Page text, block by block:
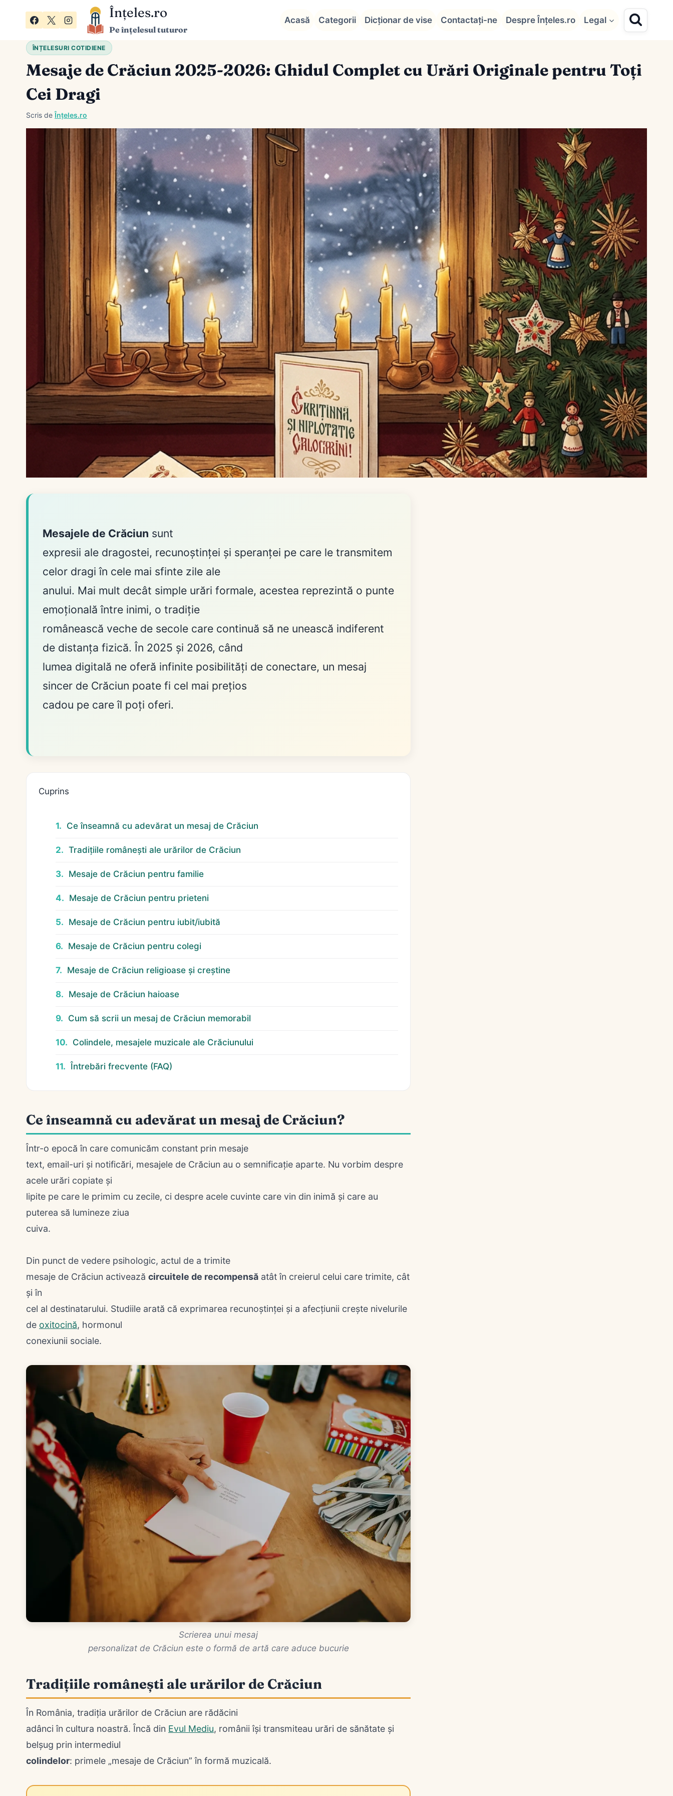
Înțeles.ro
Pe înțelesul tuturor
Acasă Categorii Dicționar de vise Contactați-ne Despre Înțeles.ro Legal
ÎNȚELESURI COTIDIENE
Mesaje de Crăciun 2025-2026: Ghidul Complet cu Urări Originale pentru Toți
Cei Dragi
Scris de Înțeles.ro
Mesajele de Crăciun sunt
expresii ale dragostei, recunoștinței și speranței pe care le transmitem
celor dragi în cele mai sfinte zile ale
anului. Mai mult decât simple urări formale, acestea reprezintă o punte
emoțională între inimi, o tradiție
românească veche de secole care continuă să ne unească indiferent
de distanța fizică. În 2025 și 2026, când
lumea digitală ne oferă infinite posibilități de conectare, un mesaj
sincer de Crăciun poate fi cel mai prețios
cadou pe care îl poți oferi.
Cuprins
Ce înseamnă cu adevărat un mesaj de Crăciun
Tradițiile românești ale urărilor de Crăciun
Mesaje de Crăciun pentru familie
Mesaje de Crăciun pentru prieteni
Mesaje de Crăciun pentru iubit/iubită
Mesaje de Crăciun pentru colegi
Mesaje de Crăciun religioase și creștine
Mesaje de Crăciun haioase
Cum să scrii un mesaj de Crăciun memorabil
Colindele, mesajele muzicale ale Crăciunului
Întrebări frecvente (FAQ)
Ce înseamnă cu adevărat un mesaj de Crăciun?
Într-o epocă în care comunicăm constant prin mesaje
text, email-uri și notificări, mesajele de Crăciun au o semnificație aparte. Nu vorbim despre
acele urări copiate și
lipite pe care le primim cu zecile, ci despre acele cuvinte care vin din inimă și care au
puterea să lumineze ziua
cuiva.
Din punct de vedere psihologic, actul de a trimite
mesaje de Crăciun activează circuitele de recompensă atât în creierul celui care trimite, cât
și în
cel al destinatarului. Studiile arată că exprimarea recunoștinței și a afecțiunii crește nivelurile
de oxitocină, hormonul
conexiunii sociale.
Scrierea unui mesaj
personalizat de Crăciun este o formă de artă care aduce bucurie
Tradițiile românești ale urărilor de Crăciun
În România, tradiția urărilor de Crăciun are rădăcini
adânci în cultura noastră. Încă din Evul Mediu, românii își transmiteau urări de sănătate și
belșug prin intermediul
colindelor: primele „mesaje de Crăciun” în formă muzicală.